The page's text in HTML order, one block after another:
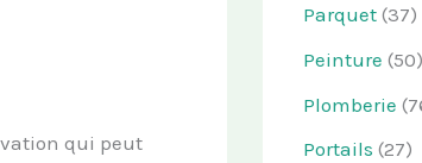
qui peut
Parquet (37)
Peinture (50)
Plomberie
Portails (27)